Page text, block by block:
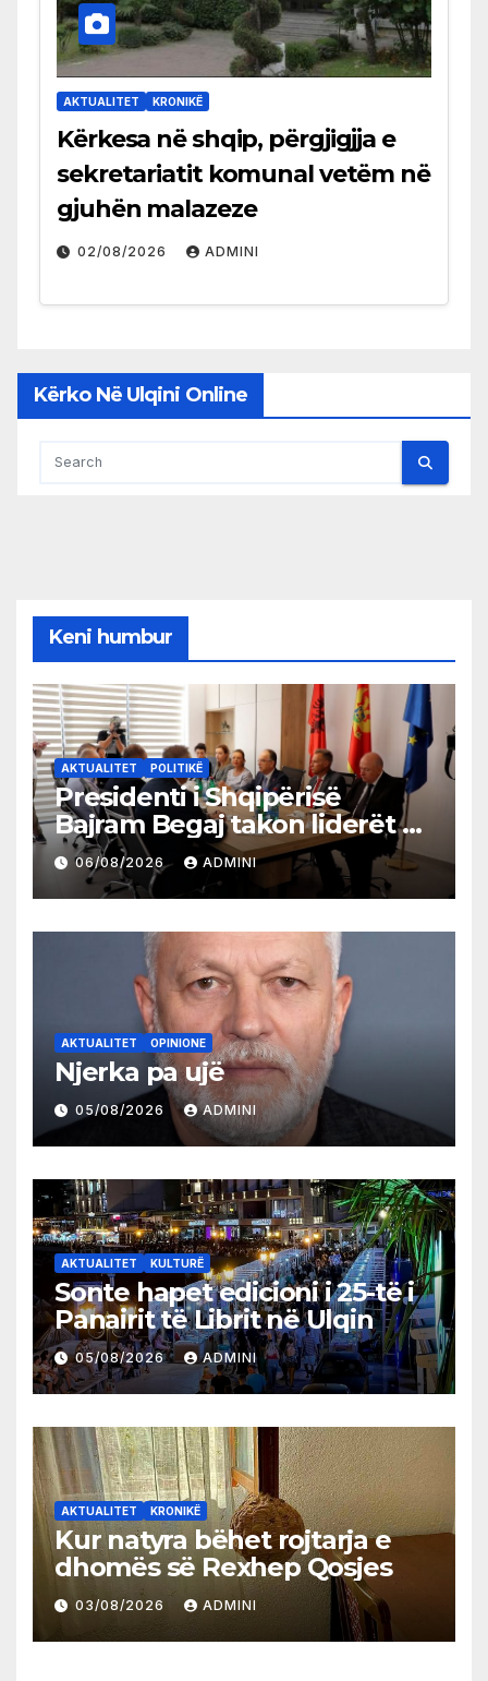
AKTUALITET KRONIKË
Kërkesa në shqip, përgjigjja e
sekretariatit komunal vetëm në
gjuhën malazeze
02/08/2026 ADMINI
Kërko Në Ulqini Online
Keni humbur
AKTUALITET POLITIKË
Presidenti i Shqipërisë
Bajram Begaj takon liderët e
partive shqiptare në Ulqin
06/08/2026 ADMINI
AKTUALITET OPINIONE
Njerka pa ujë
05/08/2026 ADMINI
AKTUALITET KULTURË
Sonte hapet edicioni i 25-të i
Panairit të Librit në Ulqin
05/08/2026 ADMINI
AKTUALITET KRONIKË
Kur natyra bëhet rojtarja e
dhomës së Rexhep Qosjes
03/08/2026 ADMINI